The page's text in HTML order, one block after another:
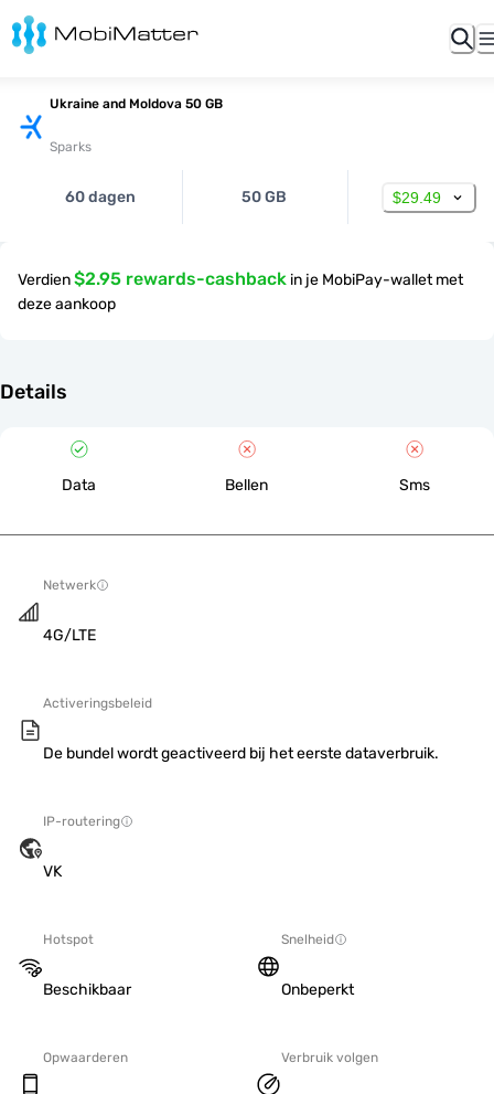
Ukraine and Moldova 50 GB
Sparks
60 dagen 50 GB $29.49
Verdien$2.95 rewards-cashback in je MobiPay-wallet met
deze aankoop
Details
Data Bellen Sms
Netwerk
4G/LTE
Activeringsbeleid
De bundel wordt geactiveerd bij het eerste dataverbruik.
IP-routering
VK
Hotspot
Beschikbaar
Snelheid
Onbeperkt
Opwaarderen Verbruik volgen